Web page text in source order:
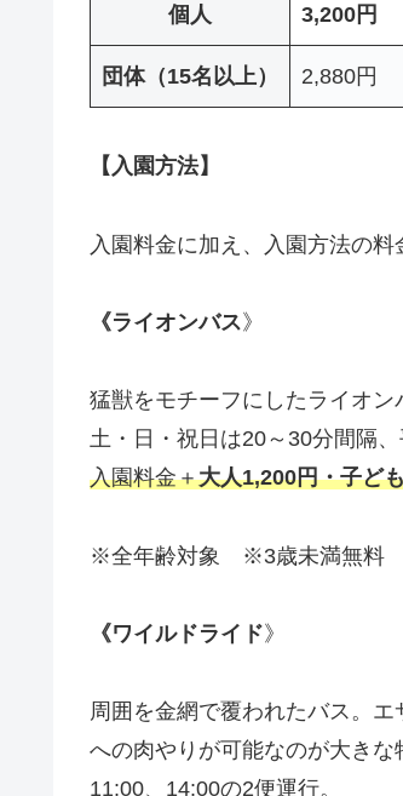
個人 3,200円
団体（15名以上） 2,880円
【入園方法】
入園料金に加え、入園方法の料
《ライオンバス》
猛獣をモチーフにしたライオン
土・日・祝日は20～30分間隔
入園料金＋大人1,200円・子ど
※全年齢対象 ※3歳未満無料
《ワイルドライド》
周囲を金網で覆われたバス。
への肉やりが可能なのが大きな
11:00、14:00の2便運行。